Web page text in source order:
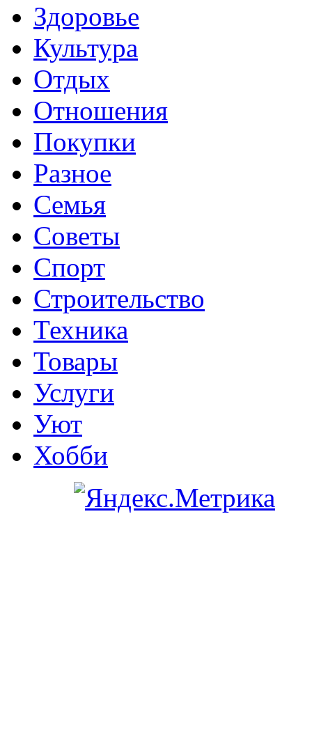
Здоровье
Культура
Отдых
Отношения
Покупки
Разное
Семья
Советы
Спорт
Строительство
Техника
Товары
Услуги
Уют
Хобби